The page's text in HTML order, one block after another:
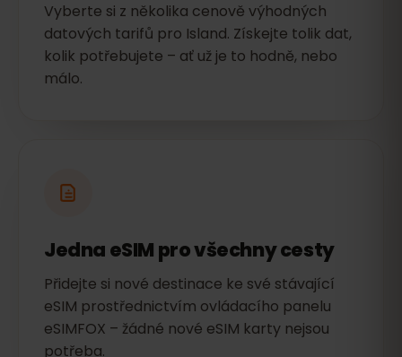
Vyberte si z několika cenově výhodných
datových tarifů pro Island. Získejte tolik dat,
kolik potřebujete – ať už je to hodně, nebo
málo.
Jedna eSIM pro všechny cesty
Přidejte si nové destinace ke své stávající
eSIM prostřednictvím ovládacího panelu
eSIMFOX – žádné nové eSIM karty nejsou
potřeba.